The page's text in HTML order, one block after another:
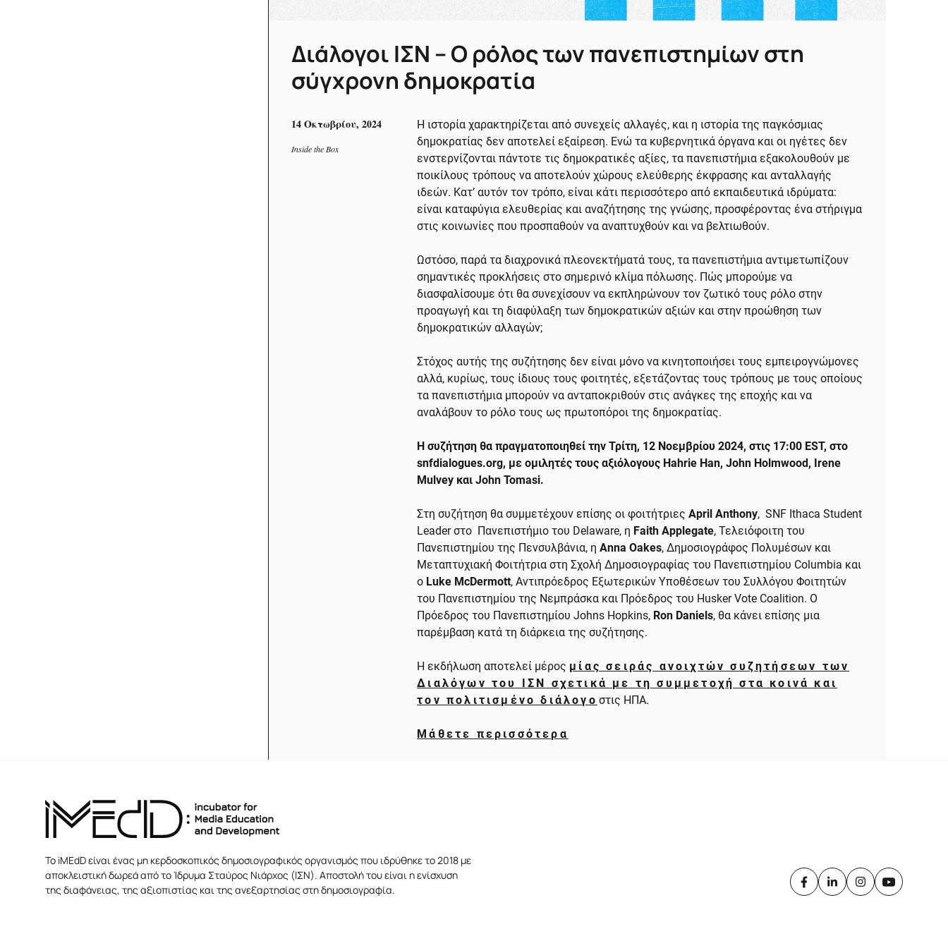
Διάλογοι ΙΣΝ – Ο ρόλος των πανεπιστημίων στη
σύγχρονη δημοκρατία
14 Οκτωβρίου, 2024
Inside the Box
Η ιστορία χαρακτηρίζεται από συνεχείς αλλαγές, και η ιστορία της παγκόσμιας
δημοκρατίας δεν αποτελεί εξαίρεση. Ενώ τα κυβερνητικά όργανα και οι ηγέτες δεν
ενστερνίζονται πάντοτε τις δημοκρατικές αξίες, τα πανεπιστήμια εξακολουθούν με
ποικίλους τρόπους να αποτελούν χώρους ελεύθερης έκφρασης και ανταλλαγής
ιδεών. Κατ’ αυτόν τον τρόπο, είναι κάτι περισσότερο από εκπαιδευτικά ιδρύματα:
είναι καταφύγια ελευθερίας και αναζήτησης της γνώσης, προσφέροντας ένα στήριγμα
στις κοινωνίες που προσπαθούν να αναπτυχθούν και να βελτιωθούν.
Ωστόσο, παρά τα διαχρονικά πλεονεκτήματά τους, τα πανεπιστήμια αντιμετωπίζουν
σημαντικές προκλήσεις στο σημερινό κλίμα πόλωσης. Πώς μπορούμε να
διασφαλίσουμε ότι θα συνεχίσουν να εκπληρώνουν τον ζωτικό τους ρόλο στην
προαγωγή και τη διαφύλαξη των δημοκρατικών αξιών και στην προώθηση των
δημοκρατικών αλλαγών;
Στόχος αυτής της συζήτησης δεν είναι μόνο να κινητοποιήσει τους εμπειρογνώμονες
αλλά, κυρίως, τους ίδιους τους φοιτητές, εξετάζοντας τους τρόπους με τους οποίους
τα πανεπιστήμια μπορούν να ανταποκριθούν στις ανάγκες της εποχής και να
αναλάβουν το ρόλο τους ως πρωτοπόροι της δημοκρατίας.
Η συζήτηση θα πραγματοποιηθεί την Τρίτη, 12 Νοεμβρίου 2024, στις 17:00 EST, στο
snfdialogues.org, με ομιλητές τους αξιόλογους Hahrie Han, John Holmwood, Irene
Mulvey και John Tomasi.
Στη συζήτηση θα συμμετέχουν επίσης οι φοιτήτριεςApril Anthony, SNF Ithaca Student
Leader στο Πανεπιστήμιο του Delaware, η Faith Applegate, Τελειόφοιτη του
Πανεπιστημίου της Πενσυλβάνια, ηAnna Oakes, Δημοσιογράφος Πολυμέσων και
Μεταπτυχιακή Φοιτήτρια στη Σχολή Δημοσιογραφίας του Πανεπιστημίου Columbia και
ο Luke McDermott, Aντιπρόεδρος Εξωτερικών Υποθέσεων του Συλλόγου Φοιτητών
του Πανεπιστημίου της Νεμπράσκα και Πρόεδρος του Husker Vote Coalition. Ο
Πρόεδρος του Πανεπιστημίου Johns Hopkins, Ron Daniels, θα κάνει επίσης μια
παρέμβαση κατά τη διάρκεια της συζήτησης.
Η εκδήλωση αποτελεί μέρος μίας σειράς ανοιχτών συζητήσεων των
Διαλόγων του ΙΣΝ σχετικά με τη συμμετοχή στα κοινά και
τον πολιτισμένο διάλογο στις ΗΠΑ.
Μάθετε περισσότερα
Το iMEdD είναι ένας μη κερδοσκοπικός δημοσιογραφικός οργανισμός που ιδρύθηκε το 2018 με
αποκλειστική δωρεά από το Ίδρυμα Σταύρος Νιάρχος (ΙΣΝ). Αποστολή του είναι η ενίσχυση
της διαφάνειας, της αξιοπιστίας και της ανεξαρτησίας στη δημοσιογραφία.